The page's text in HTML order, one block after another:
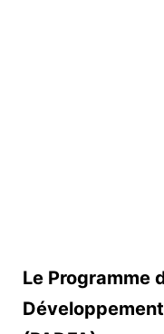
Le Programme